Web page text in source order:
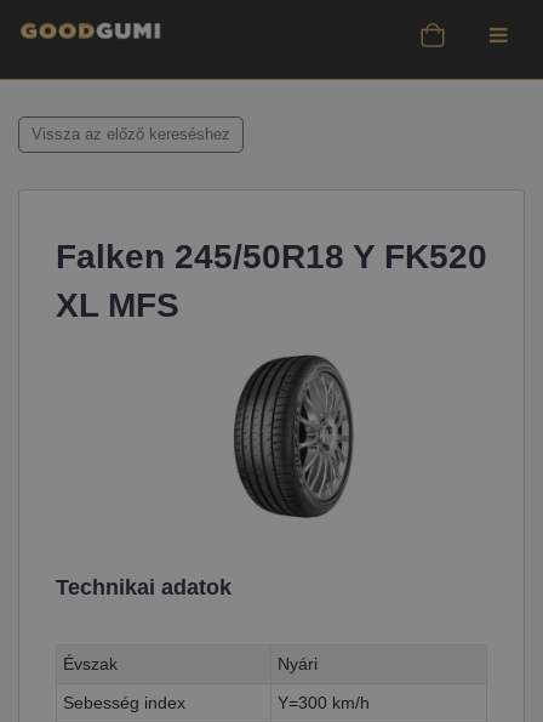
Vissza az előző kereséshez
Falken 245/50R18 Y FK520
XL MFS
Technikai adatok
Évszak
Nyári
Sebesség index
Y=300 km/h